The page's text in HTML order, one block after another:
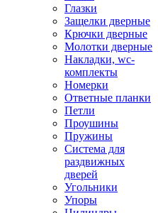
Глазки
Защелки дверные
Крючки дверные
Молотки дверные
Накладки, wc-
комплекты
Номерки
Ответные планки
Петли
Проушины
Пружины
Система для
раздвижных
дверей
Угольники
Упоры